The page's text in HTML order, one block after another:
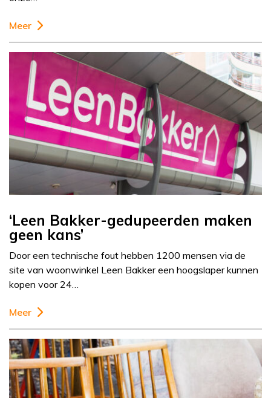
Meer
‘Leen Bakker-gedupeerden maken
geen kans’
Door een technische fout hebben 1200 mensen via de
site van woonwinkel Leen Bakker een hoogslaper kunnen
kopen voor 24…
Meer